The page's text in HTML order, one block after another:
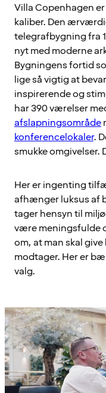
Villa Copenhagen
kaliber. Den
telegrafbygning fra
nyt med moderne
Bygningens fortid
lige så vigtig at
inspirerende og
har 390 værelser
afslapningsområde
konferencelokaler.
smukke omgivelser.
Her er ingenting
afhænger luksus af
tager hensyn til
være meningsfulde
om, at man skal
modtager. Her er
valg.